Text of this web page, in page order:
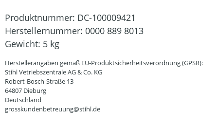
Produktnummer: DC-100009421
Herstellernummer: 0000 889 8013
Gewicht: 5 kg
Herstellerangaben gemäß EU-Produktsicherheitsverordnung (GPSR):
Stihl Vetriebszentrale AG & Co. KG
Robert-Bosch-Straße 13
64807 Dieburg
Deutschland
grosskundenbetreuung@stihl.de